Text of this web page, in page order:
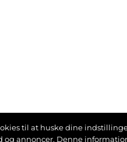
til at huske dine
og annoncer. Denne